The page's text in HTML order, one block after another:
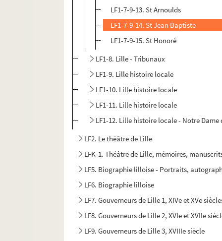
LF1-7-9-13. St Arnoulds
LF1-7-9-14. St Jean Baptiste
LF1-7-9-15. St Honoré
LF1-8. Lille - Tribunaux
LF1-9. Lille histoire locale
LF1-10. Lille histoire locale
LF1-11. Lille histoire locale
LF1-12. Lille histoire locale - Notre Dame
LF2. Le théâtre de Lille
LFK-1. Théâtre de Lille, mémoires,
LF5. Biographie lilloise - Portraits,
LF6. Biographie lilloise
LF7. Gouverneurs de Lille 1, XIVe et XVe
LF8. Gouverneurs de Lille 2, XVIe et XVIIe
LF9. Gouverneurs de Lille 3, XVIIIe siècle